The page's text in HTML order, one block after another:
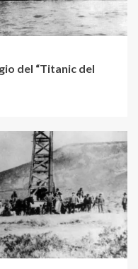
del “Titanic del